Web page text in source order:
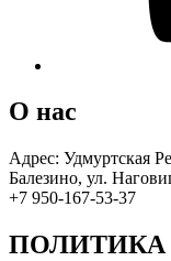
О нас
Адрес: Удмуртская
Балезино, ул.
+7 950-167-53-37
ПОЛИТИКА